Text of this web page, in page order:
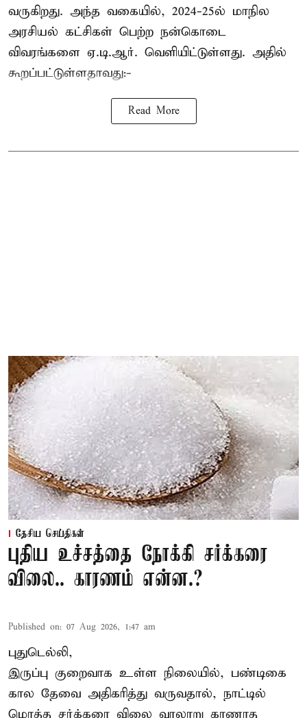
வருகிறது. அந்த வகையில், 2024-25ல் மாநில
அரசியல் கட்சிகள் பெற்ற நன்கொடை
விவரங்களை ஏ.டி.ஆர். வெளியிட்டுள்ளது. அதில்
கூறப்பட்டுள்ளதாவது:-
Read More
தேசிய செய்திகள்
புதிய உச்சத்தை நோக்கி சர்க்கரை
விலை.. காரணம் என்ன.?
Published on: 07 Aug 2026, 1:47 am
புதுடெல்லி,
இருப்பு குறைவாக உள்ள நிலையில், பண்டிகை
கால தேவை அதிகரித்து வருவதால், நாட்டில்
மொத்த சர்க்கரை விலை வரலாறு காணாத